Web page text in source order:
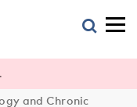
and Chronic